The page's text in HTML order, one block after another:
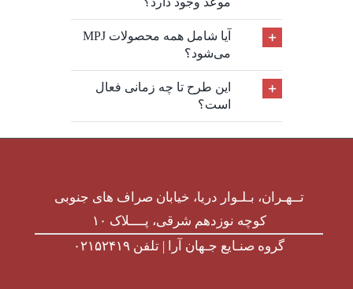
آیا شامل همه محصولات MPJ
می‌شود؟
این طرح تا چه زمانی فعال
است؟
تــهـران، بـلـوار دریا، خیابان صراف های جنوبی
کوچه نوزدهم شرقی، پــــلاک ۱۰
گروه صنـایع جـهان آرا | تلفن ۰۲۱۵۲۴۱۹